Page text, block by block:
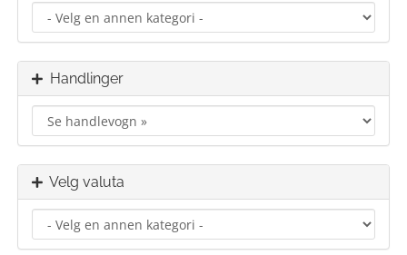
Handlinger
Velg valuta